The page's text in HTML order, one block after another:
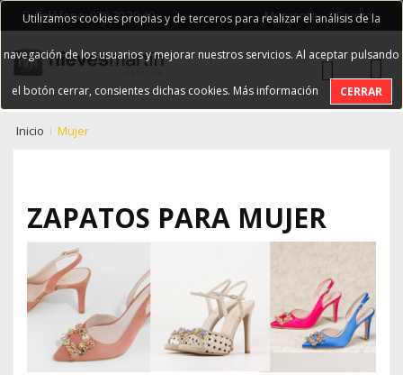
Utilizamos cookies propias y de terceros para realizar el análisis de la
navegación de los usuarios y mejorar nuestros servicios. Al aceptar pulsando
el botón cerrar, consientes dichas cookies. Más información CERRAR
Teléfono: 979 70 20 40 Mi cuenta Carrito
Inicio Mujer
ZAPATOS PARA MUJER